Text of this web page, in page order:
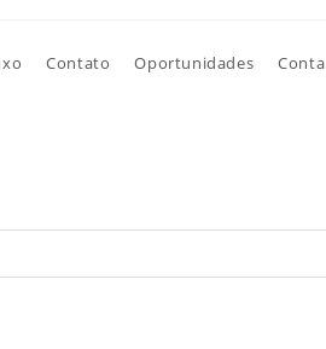
Contato Oportunidades Conta